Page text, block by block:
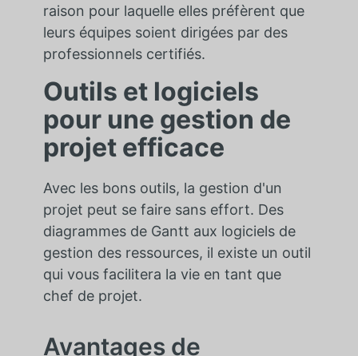
raison pour laquelle elles préfèrent que
leurs équipes soient dirigées par des
professionnels certifiés.
Outils et logiciels
pour une gestion de
projet efficace
Avec les bons outils, la gestion d'un
projet peut se faire sans effort. Des
diagrammes de Gantt aux logiciels de
gestion des ressources, il existe un outil
qui vous facilitera la vie en tant que
chef de projet.
Avantages de